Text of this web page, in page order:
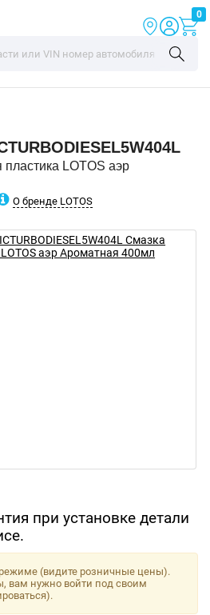
0
LOTOS аэр
О бренде LOTOS
при установке детали
режиме (видите розничные цены).
вам нужно войти под своим